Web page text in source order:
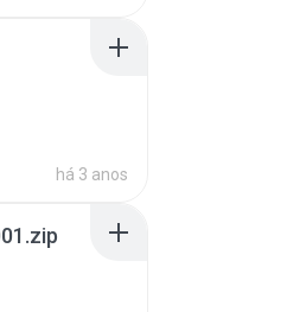
há 3 anos